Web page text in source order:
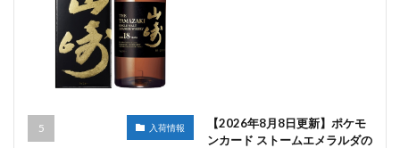
入荷情報
【2026年8月8日更新】ポケモ
ンカード ストームエメラルダの